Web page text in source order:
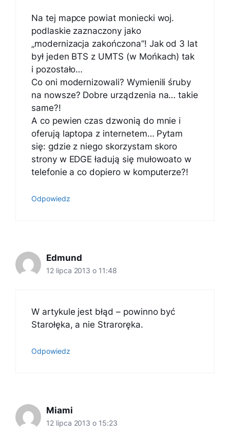
Na tej mapce powiat moniecki woj.
podlaskie zaznaczony jako
„modernizacja zakończona”! Jak od 3 lat
był jeden BTS z UMTS (w Mońkach) tak
i pozostało…
Co oni modernizowali? Wymienili śruby
na nowsze? Dobre urządzenia na… takie
same?!
A co pewien czas dzwonią do mnie i
oferują laptopa z internetem… Pytam
się: gdzie z niego skorzystam skoro
strony w EDGE ładują się mułowoato w
telefonie a co dopiero w komputerze?!
Odpowiedz
Edmund
12 lipca 2013 o 11:48
W artykule jest błąd – powinno być
Starołęka, a nie Straroręka.
Odpowiedz
Miami
12 lipca 2013 o 15:23